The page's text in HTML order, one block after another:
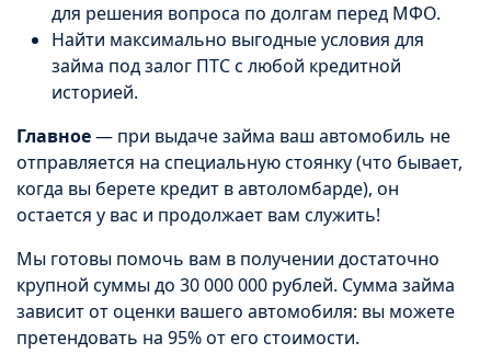
для решения вопроса по долгам перед МФО.
Найти максимально выгодные условия для
займа под залог ПТС с любой кредитной
историей.
Главное— при выдаче займа ваш автомобиль не
отправляется на специальную стоянку (что бывает,
когда вы берете кредит в автоломбарде), он
остается у вас и продолжает вам служить!
Мы готовы помочь вам в получении достаточно
крупной суммы до 30 000 000 рублей. Сумма займа
зависит от оценки вашего автомобиля: вы можете
претендовать на 95% от его стоимости.